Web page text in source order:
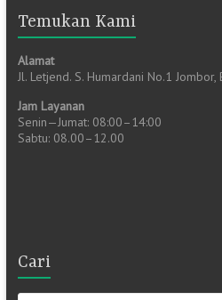
Temukan Kami
Alamat
Jl. Letjend. S. Humardani No.1
Jam Layanan
Senin—Jumat: 08:00–14:00
Sabtu: 08.00–12.00
Cari